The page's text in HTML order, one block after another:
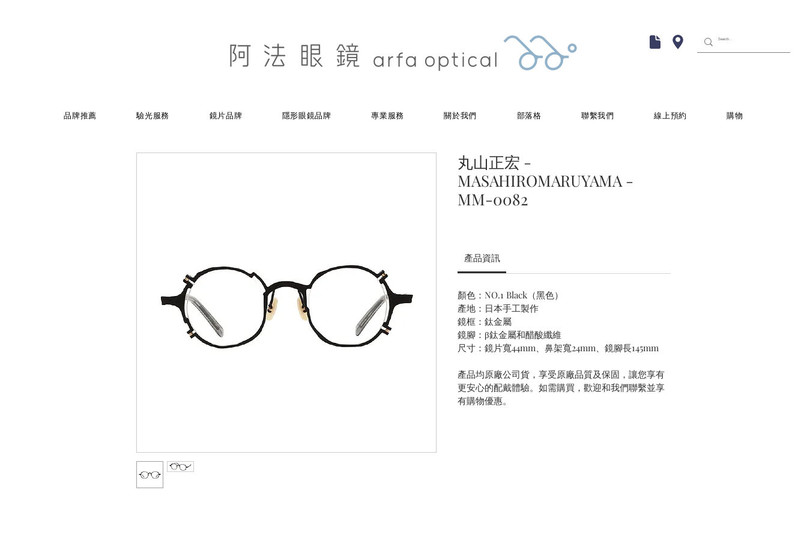
品牌推薦 驗光服務 鏡片品牌 隱形眼鏡品牌 專業服務 關於我們 部落格 聯繫我們 線上預約 購物
丸山正宏 -
MASAHIROMARUYAMA -
MM-0082
產品資訊
顏色：NO.1 Black（黑色）
產地：日本手工製作
鏡框：鈦金屬
鏡腳：β鈦金屬和醋酸纖維
尺寸：鏡片寬44mm、鼻架寬24mm、鏡腳長145mm
產品均原廠公司貨，享受原廠品質及保固，讓您享有
更安心的配戴體驗。如需購買，歡迎和我們聯繫並享
有購物優惠。